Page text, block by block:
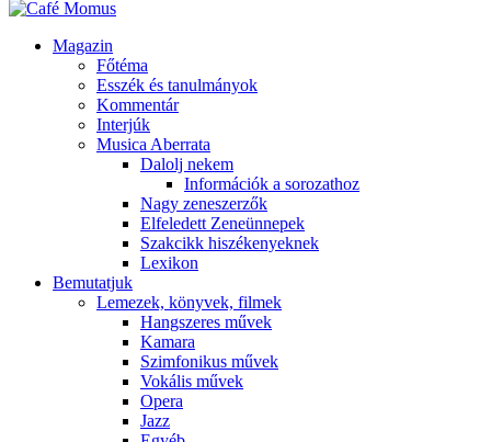
Magazin
Főtéma
Esszék és tanulmányok
Kommentár
Interjúk
Musica Aberrata
Dalolj nekem
Információk a sorozathoz
Nagy zeneszerzők
Elfeledett Zeneünnepek
Szakcikk hiszékenyeknek
Lexikon
Bemutatjuk
Lemezek, könyvek, filmek
Hangszeres művek
Kamara
Szimfonikus művek
Vokális művek
Opera
Jazz